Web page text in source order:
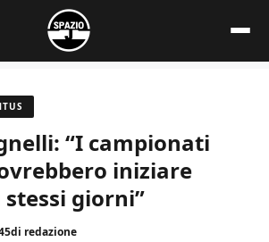
“I campionati
iniziare
giorni”
di redazione